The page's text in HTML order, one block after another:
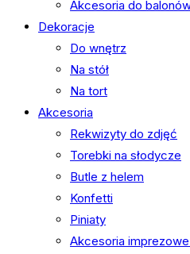
Akcesoria do
Dekoracje
Do wnętrz
Na stół
Na tort
Akcesoria
Rekwizyty do zdjęć
Torebki na słodycze
Butle z helem
Konfetti
Piniaty
Akcesoria